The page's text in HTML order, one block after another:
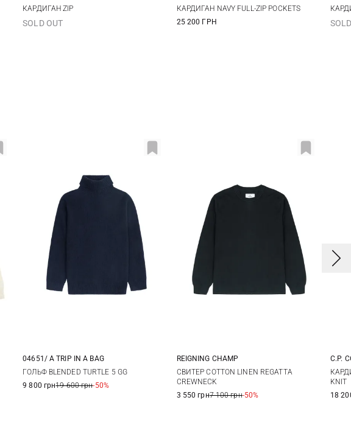
M
КАРДИГАН ZIP
SOLD OUT
XS S M
КАРДИГАН NAVY FULL-ZIP POCKETS
25 200 ГРН
S
M L XL
04651/ A TRIP IN A BAG
ГОЛЬФ BLENDED TURTLE 5 GG
9 800 грн19 600 грн-50%
S M L
XXL
REIGNING CHAMP
СВИТЕР COTTON LINEN REGATTA
CREWNECK
3 550 грн7 100 грн-50%
S
C.P.
KNIT
18